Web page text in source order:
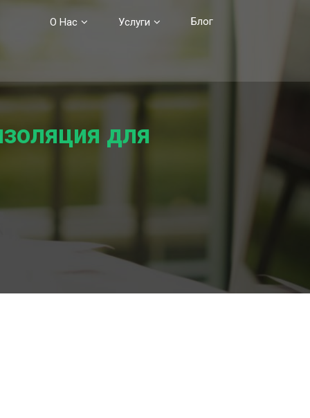
О Нас Услуги Блог
для